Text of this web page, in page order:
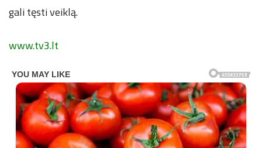
gali tęsti veiklą.
www.tv3.lt